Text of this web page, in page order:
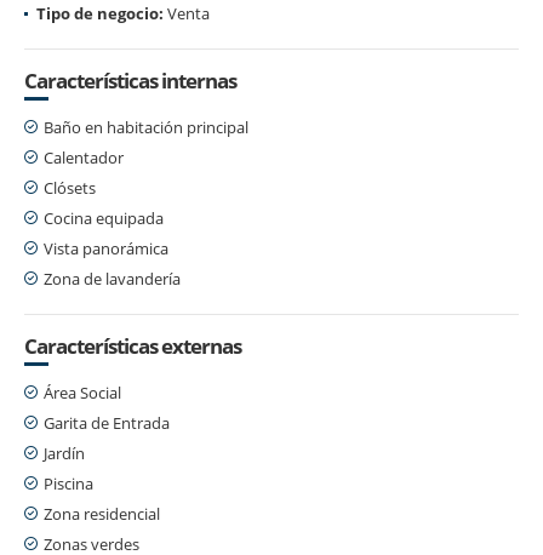
Tipo de negocio: Venta
Características internas
Baño en habitación principal
Calentador
Clósets
Cocina equipada
Vista panorámica
Zona de lavandería
Características externas
Área Social
Garita de Entrada
Jardín
Piscina
Zona residencial
Zonas verdes